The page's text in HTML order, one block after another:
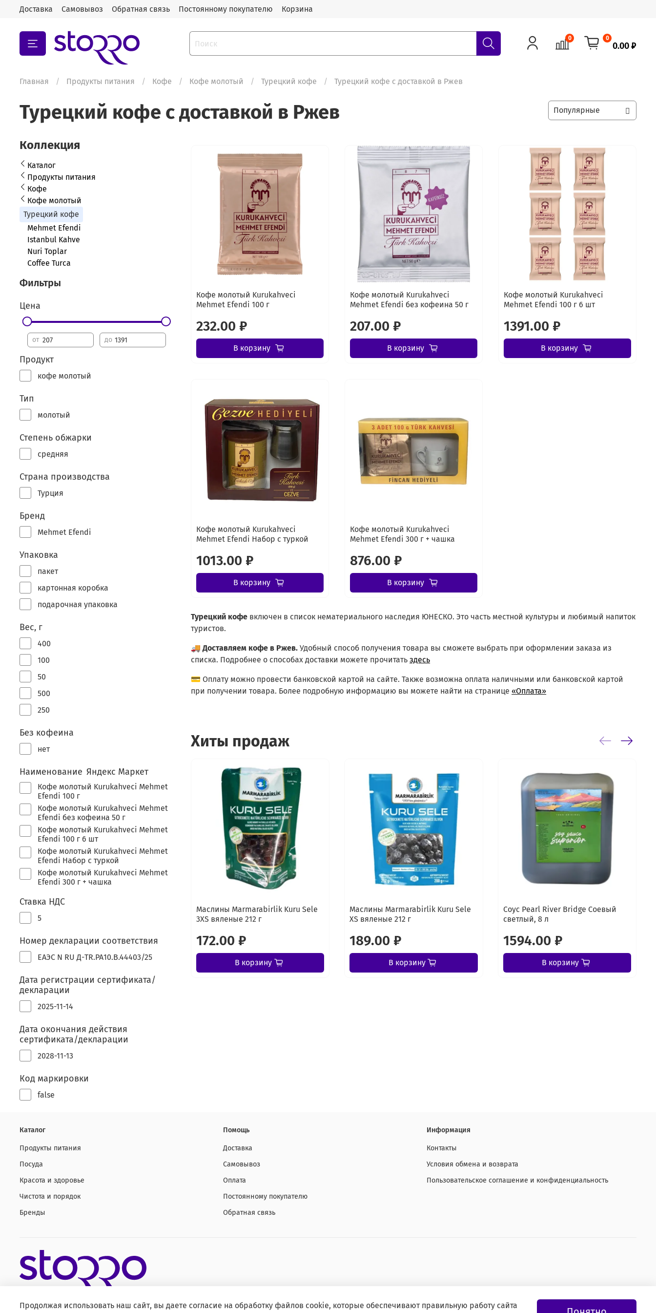
Доставка Самовывоз Обратная связь Постоянному покупателю Корзина
0 0
0.00 ₽
Главная Продукты питания Кофе Кофе молотый Турецкий кофе Турецкий кофе с доставкой в Ржев
Турецкий кофе с доставкой в Ржев
Кофе молотый Kurukahveci
Mehmet Efendi 100 г
232.00 ₽
В корзину
Кофе молотый Kurukahveci
Mehmet Efendi без кофеина 50 г
207.00 ₽
В корзину
Кофе молотый Kurukahveci
Mehmet Efendi 100 г 6 шт
1391.00 ₽
В корзину
Кофе молотый Kurukahveci
Mehmet Efendi Набор с туркой
1013.00 ₽
В корзину
Кофе молотый Kurukahveci
Mehmet Efendi 300 г + чашка
876.00 ₽
В корзину
Турецкий кофе включен в список нематериального наследия ЮНЕСКО. Это часть местной культуры и любимый напиток
туристов.
🚚Доставляем кофе в Ржев.Удобный способ получения товара вы сможете выбрать при оформлении заказа из
списка. Подробнее о способах доставки можете прочитатьздесь
💳 Оплату можно провести банковской картой на сайте. Также возможна оплата наличными или банковской картой
при получении товара. Более подробную информацию вы можете найти на странице«Оплата»
Хиты продаж
Маслины Marmarabirlik Kuru Sele
3XS вяленые 212 г
172.00 ₽
В корзину
Маслины Marmarabirlik Kuru Sele
XS вяленые 212 г
189.00 ₽
В корзину
Соус Pearl River Bridge Соевый
светлый, 8 л
1594.00 ₽
В корзину
Коллекция
Каталог
Продукты питания
Кофе
Кофе молотый
Турецкий кофе
Mehmet Efendi
Istanbul Kahve
Nuri Toplar
Coffee Turca
Фильтры
Цена
от до
Продукт
кофе молотый
Тип
молотый
Степень обжарки
средняя
Страна производства
Турция
Бренд
Mehmet Efendi
Упаковка
пакет
картонная коробка
подарочная упаковка
Вес, г
400
100
50
500
250
Без кофеина
нет
Наименование Яндекс Маркет
Кофе молотый Kurukahveci Mehmet
Efendi 100 г
Кофе молотый Kurukahveci Mehmet
Efendi без кофеина 50 г
Кофе молотый Kurukahveci Mehmet
Efendi 100 г 6 шт
Кофе молотый Kurukahveci Mehmet
Efendi Набор с туркой
Кофе молотый Kurukahveci Mehmet
Efendi 300 г + чашка
Ставка НДС
5
Номер декларации соответствия
ЕАЭС N RU Д-TR.РА10.В.44403/25
Дата регистрации сертификата/
декларации
2025-11-14
Дата окончания действия
сертификата/декларации
2028-11-13
Код маркировки
false
Каталог
Продукты питания
Посуда
Красота и здоровье
Чистота и порядок
Бренды
Помощь
Доставка
Самовывоз
Оплата
Постоянному покупателю
Обратная связь
Информация
Контакты
Условия обмена и возврата
Пользовательское соглашение и конфиденциальность
Продолжая использовать наш сайт, вы даете согласие на обработку файлов cookie, которые обеспечивают правильную работу сайта